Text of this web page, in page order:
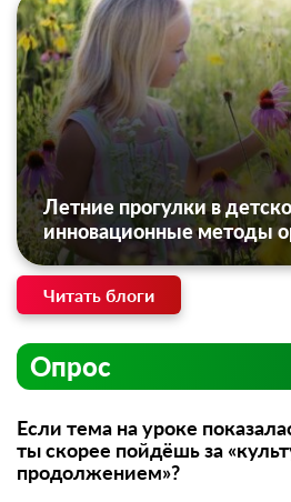
Летние прогулки в
инновационные методы
Читать блоги
Опрос
Если тема на уроке
ты скорее пойдёшь за
продолжением»?